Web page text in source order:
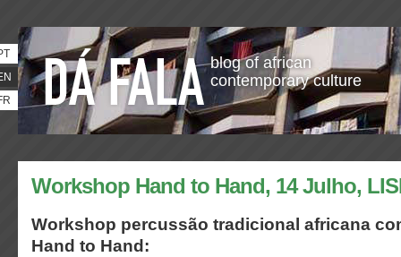
blog of african
contemporary culture
Workshop Hand to Hand, 14 Julho,
Workshop percussão tradicional africana
Hand to Hand: